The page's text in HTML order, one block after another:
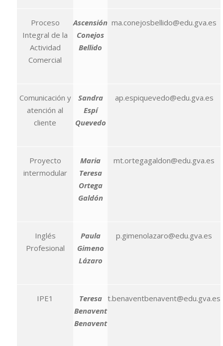
Proceso
Integral de la
Actividad
Comercial
Ascensión
Conejos
Bellido
ma.conejosbellido@edu.gva.es
Comunicación y
atención al
cliente
Sandra
Espí
Quevedo
ap.espiquevedo@edu.gva.es
Proyecto
intermodular
Maria
Teresa
Ortega
Galdón
mt.ortegagaldon@edu.gva.es
Inglés
Profesional
Paula
Gimeno
Lázaro
p.gimenolazaro@edu.gva.es
IPE1
Teresa
Benavent
Benavent
t.benaventbenavent@edu.gva.es